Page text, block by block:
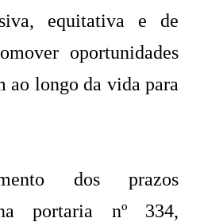
equitativa e de
oportunidades
ao longo da vida para
dos prazos
portaria nº 334,